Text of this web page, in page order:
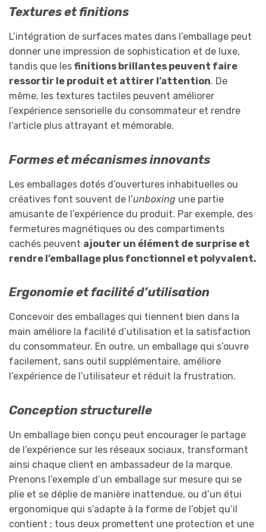
Textures et finitions
L’intégration de surfaces mates dans l’emballage peut
donner une impression de sophistication et de luxe,
tandis que les finitions brillantes peuvent faire
ressortir le produit et attirer l’attention. De
même, les textures tactiles peuvent améliorer
l’expérience sensorielle du consommateur et rendre
l’article plus attrayant et mémorable.
Formes et mécanismes innovants
Les emballages dotés d’ouvertures inhabituelles ou
créatives font souvent de l’unboxing une partie
amusante de l’expérience du produit. Par exemple, des
fermetures magnétiques ou des compartiments
cachés peuvent ajouter un élément de surprise et
rendre l’emballage plus fonctionnel et polyvalent.
Ergonomie et facilité d’utilisation
Concevoir des emballages qui tiennent bien dans la
main améliore la facilité d’utilisation et la satisfaction
du consommateur. En outre, un emballage qui s’ouvre
facilement, sans outil supplémentaire, améliore
l’expérience de l’utilisateur et réduit la frustration.
Conception structurelle
Un emballage bien conçu peut encourager le partage
de l’expérience sur les réseaux sociaux, transformant
ainsi chaque client en ambassadeur de la marque.
Prenons l’exemple d’un emballage sur mesure qui se
plie et se déplie de manière inattendue, ou d’un étui
ergonomique qui s’adapte à la forme de l’objet qu’il
contient ; tous deux promettent une protection et une